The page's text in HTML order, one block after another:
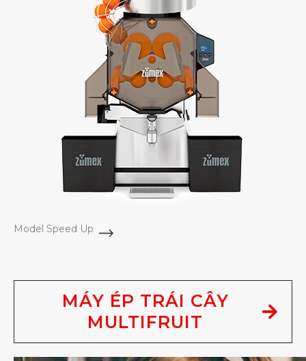
Model Speed Up
MÁY ÉP TRÁI CÂY
MULTIFRUIT